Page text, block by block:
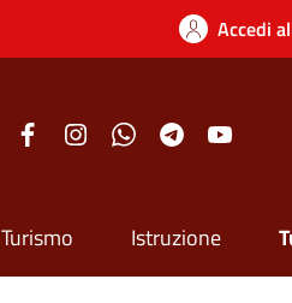
Accedi
FacebookInstagramWhatsappTelegram
Turismo Istruzione